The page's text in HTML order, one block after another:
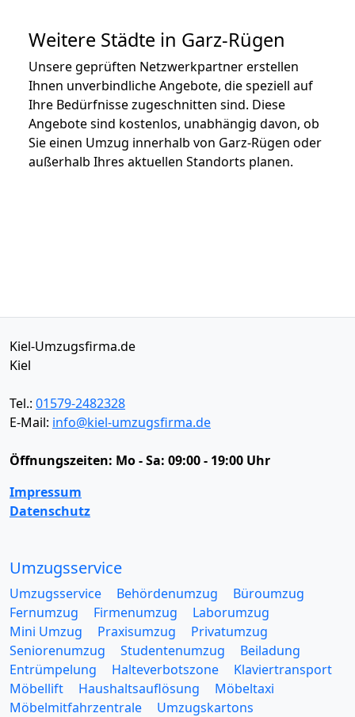
Weitere Städte in Garz-Rügen
Unsere geprüften Netzwerkpartner erstellen
Ihnen unverbindliche Angebote, die speziell auf
Ihre Bedürfnisse zugeschnitten sind. Diese
Angebote sind kostenlos, unabhängig davon, ob
Sie einen Umzug innerhalb von Garz-Rügen oder
außerhalb Ihres aktuellen Standorts planen.
Kiel-Umzugsfirma.de
Kiel
Tel.: 01579-2482328
E-Mail: info@kiel-umzugsfirma.de
Öffnungszeiten: Mo - Sa: 09:00 - 19:00 Uhr
Impressum
Datenschutz
Umzugsservice
Umzugsservice Behördenumzug
Büroumzug
Fernumzug
Firmenumzug
Laborumzug
Mini Umzug
Praxisumzug
Privatumzug
Seniorenumzug
Studentenumzug
Beiladung
Entrümpelung
Halteverbotszone
Klaviertransport
Möbellift
Haushaltsauflösung
Möbeltaxi
Möbelmitfahrzentrale
Umzugskartons